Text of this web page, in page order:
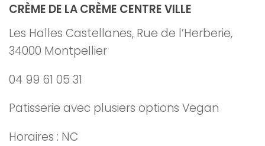
CRÈME DE LA CRÈME CENTRE VILLE
Les Halles Castellanes, Rue de l’Herberie,
34000 Montpellier
04 99 61 05 31
Patisserie avec plusiers options Vegan
Horaires : NC